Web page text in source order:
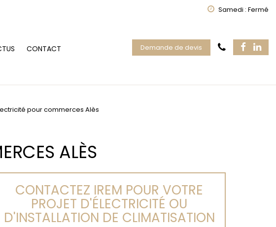
Samedi : Fermé
CONTACT Demande de devis
pour commerces Alès
ALÈS
CONTACTEZ IREM POUR VOTRE
PROJET D'ÉLECTRICITÉ OU
D'INSTALLATION DE CLIMATISATION